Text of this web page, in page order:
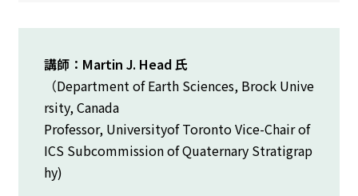
講師：Martin J. Head 氏
（Department of Earth Sciences, Brock Unive
rsity, Canada
Professor, Universityof TorontoVice-Chair of
ICS Subcommission of Quaternary Stratigrap
hy)